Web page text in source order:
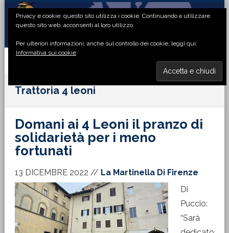
Passa
primaria
Passa
principale
Passa
laterale
Passa
di
Trattoria 4 leoni
Domani ai 4 Leoni il pranzo di
solidarietà per i meno
fortunati
13 DICEMBRE 2022 // La Martinella Di Firenze
Di
Puccio:
“Sarà
Privacy e cookie: questo sito utilizza i cookie. Continuando a utilizzare
questo sito web, acconsenti al loro utilizzo.
Per ulteriori informazioni, anche sul controllo dei cookie, leggi qui:
Informativa sui cookie